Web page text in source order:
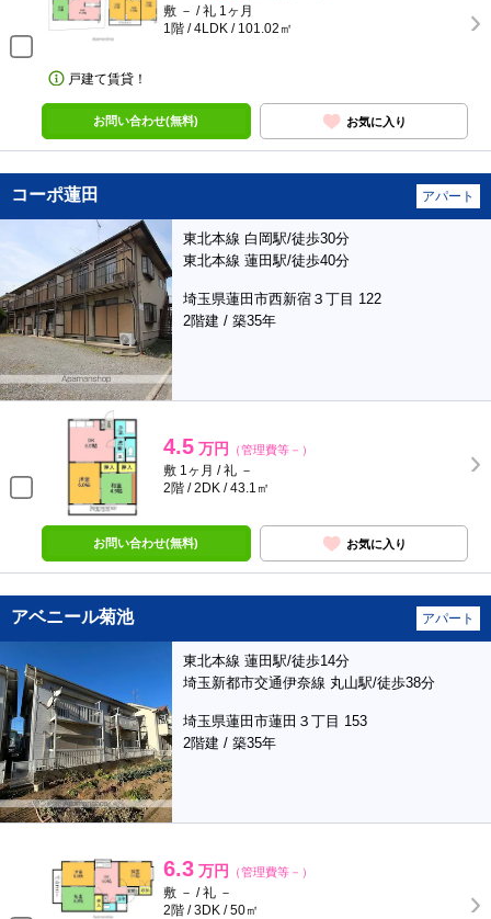
敷 － / 礼 1ヶ月
1階 / 4LDK / 101.02㎡
戸建て賃貸！
お問い合わせ(無料) お気に入り
コーポ蓮田 アパート
東北本線 白岡駅/徒歩30分
東北本線 蓮田駅/徒歩40分
埼玉県蓮田市西新宿３丁目 122
2階建 / 築35年
4.5 万円 （管理費等－）
敷 1ヶ月 / 礼 －
2階 / 2DK / 43.1㎡
お問い合わせ(無料) お気に入り
アベニール菊池 アパート
東北本線 蓮田駅/徒歩14分
埼玉新都市交通伊奈線 丸山駅/徒歩38分
埼玉県蓮田市蓮田３丁目 153
2階建 / 築35年
6.3 万円 （管理費等－）
敷 － / 礼 －
2階 / 3DK / 50㎡